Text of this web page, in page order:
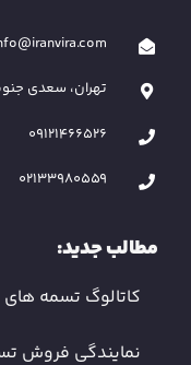
تهران، سعدی جنوبی،
09121466526
02133980559
مطالب جدید:
کاتالوگ تسمه
نمایندگی فروش